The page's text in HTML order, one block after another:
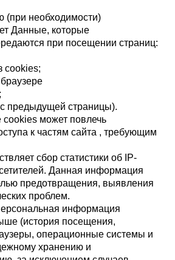
(при необходимости)
Данные, которые
при посещении страниц:
cookies;
предыдущей страницы).
может повлечь
к частям сайта , требующим
сбор статистики об IP-
Данная информация
предотвращения, выявления
проблем.
информация
(история посещения,
операционные системы и
хранению и